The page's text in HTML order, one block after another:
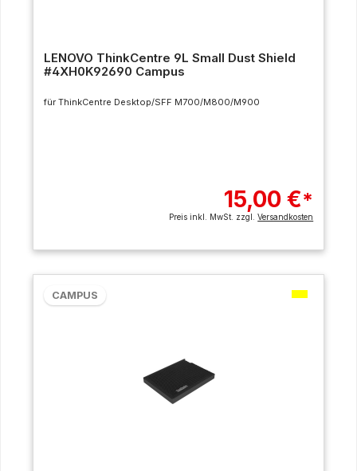
LENOVO ThinkCentre 9L Small Dust Shield
#4XH0K92690 Campus
für ThinkCentre Desktop/SFF M700/M800/M900
15,00 €*
Preis inkl. MwSt. zzgl.Versandkosten
CAMPUS